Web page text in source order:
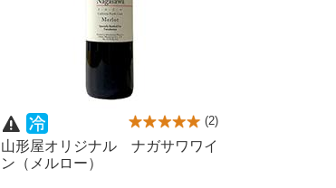
山形屋オリジナル ナガサワワイ
ン（メルロー）
(2)